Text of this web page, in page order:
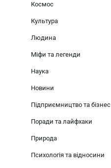
Космос
Культура
Людина
Міфи та легенди
Наука
Новини
Підприємництво та бізнес
Поради та лайфхаки
Природа
Психологія та відносини